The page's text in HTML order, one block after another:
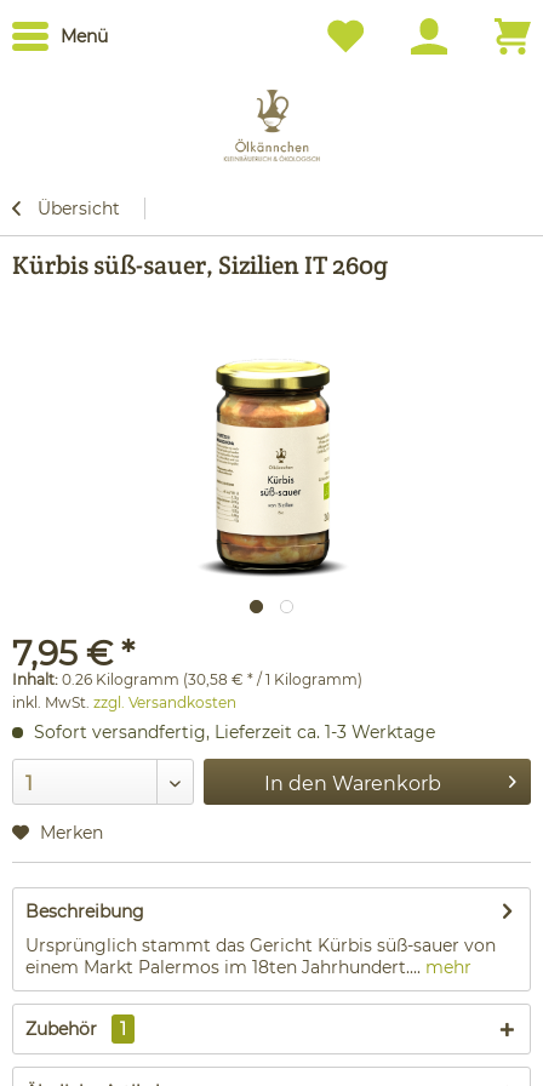
Menü
Übersicht
Kürbis süß-sauer, Sizilien IT 260g
7,95 € *
Inhalt: 0.26 Kilogramm (30,58 € * / 1 Kilogramm)
inkl. MwSt. zzgl. Versandkosten
Sofort versandfertig, Lieferzeit ca. 1-3 Werktage
In den Warenkorb
Merken
Beschreibung
Ursprünglich stammt das Gericht Kürbis süß-sauer von
einem Markt Palermos im 18ten Jahrhundert.... mehr
Zubehör 1